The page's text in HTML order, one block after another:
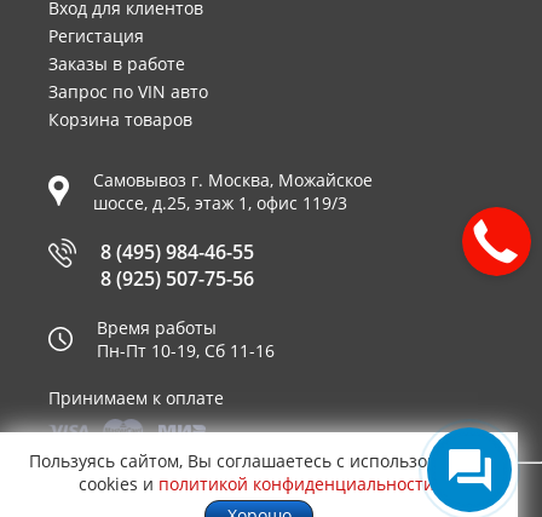
Вход для клиентов
Регистация
Заказы в работе
Запрос по VIN авто
Корзина товаров
Самовывоз г. Москва, Можайское
шоссе, д.25, этаж 1, офис 119/3
8 (495) 984-46-55
8 (925) 507-75-56
Время работы
Пн-Пт 10-19, Сб 11-16
Принимаем к оплате
© 2003—2026AUTO2.RU™ интернет магазин
0,1526
Пользуясь сайтом, Вы соглашаетесь с использованием
cookies и политикой конфиденциальности